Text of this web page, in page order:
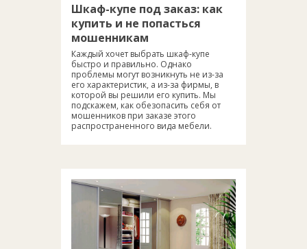
Шкаф-купе под заказ: как
купить и не попасться
мошенникам
Каждый хочет выбрать шкаф-купе
быстро и правильно. Однако
проблемы могут возникнуть не из-за
его характеристик, а из-за фирмы, в
которой вы решили его купить. Мы
подскажем, как обезопасить себя от
мошенников при заказе этого
распространенного вида мебели.